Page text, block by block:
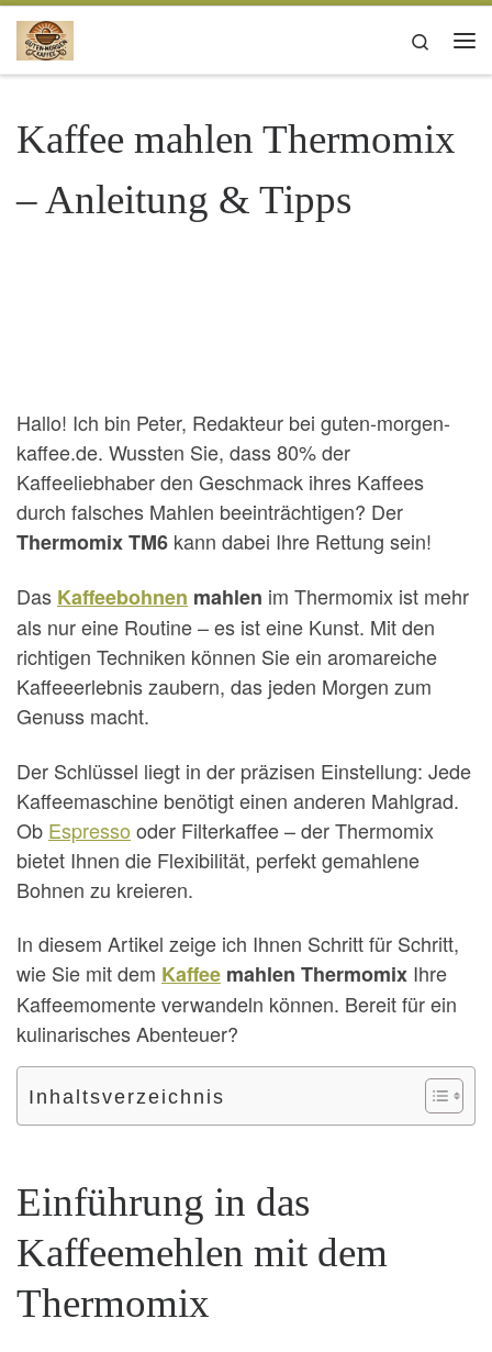
Zum Inhalt springen
Search
Kaffee mahlen Thermomix
– Anleitung & Tipps
Hallo! Ich bin Peter, Redakteur bei guten-morgen-
kaffee.de. Wussten Sie, dass 80% der
Kaffeeliebhaber den Geschmack ihres Kaffees
durch falsches Mahlen beeinträchtigen? Der
Thermomix TM6 kann dabei Ihre Rettung sein!
Das Kaffeebohnen mahlen im Thermomix ist mehr
als nur eine Routine – es ist eine Kunst. Mit den
richtigen Techniken können Sie ein aromareiche
Kaffeeerlebnis zaubern, das jeden Morgen zum
Genuss macht.
Der Schlüssel liegt in der präzisen Einstellung: Jede
Kaffeemaschine benötigt einen anderen Mahlgrad.
Ob Espresso oder Filterkaffee – der Thermomix
bietet Ihnen die Flexibilität, perfekt gemahlene
Bohnen zu kreieren.
In diesem Artikel zeige ich Ihnen Schritt für Schritt,
wie Sie mit dem Kaffee mahlen Thermomix Ihre
Kaffeemomente verwandeln können. Bereit für ein
kulinarisches Abenteuer?
Inhaltsverzeichnis
Einführung in das
Kaffeemehlen mit dem
Thermomix